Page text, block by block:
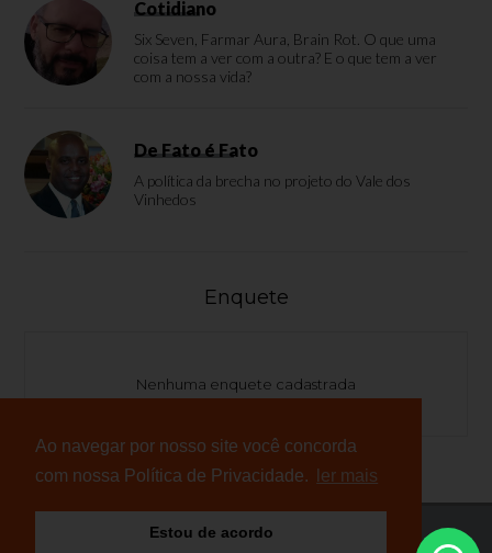
Ao navegar por nosso site você concorda
com nossa Política de Privacidade.
ler mais
Estou de acordo
Cotidiano
Six Seven, Farmar Aura, Brain Rot. O que uma
coisa tem a ver com a outra? E o que tem a ver
com a nossa vida?
De Fato é Fato
A política da brecha no projeto do Vale dos
Vinhedos
Enquete
Nenhuma enquete cadastrada